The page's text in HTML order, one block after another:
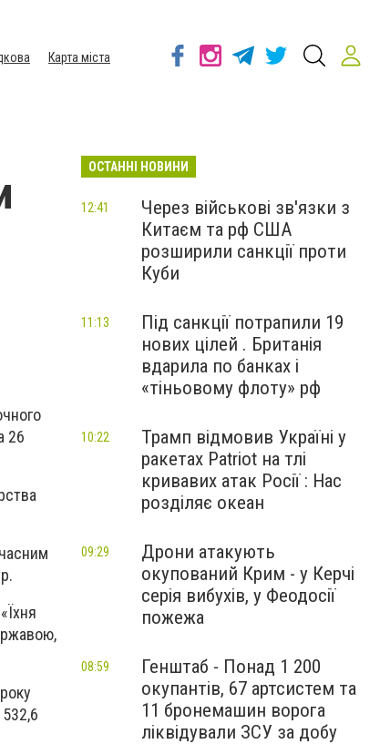
Карта міста
26
ОСТАННІ НОВИНИ
Через військові зв'язки з
Китаєм та рф США
розширили санкції проти
Куби
12:41
Під санкції потрапили 19
нових цілей . Британія
вдарила по банках і
«тіньовому флоту» рф
11:13
Трамп відмовив Україні у
ракетах Patriot на тлі
кривавих атак Росії : Нас
розділяє океан
10:22
Дрони атакують
окупований Крим - у Керчі
серія вибухів, у Феодосії
пожежа
09:29
Генштаб - Понад 1 200
окупантів, 67 артсистем та
11 бронемашин ворога
ліквідували ЗСУ за добу
08:59